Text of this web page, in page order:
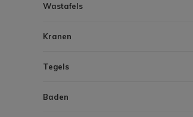
Wastafels
Kranen
Tegels
Baden